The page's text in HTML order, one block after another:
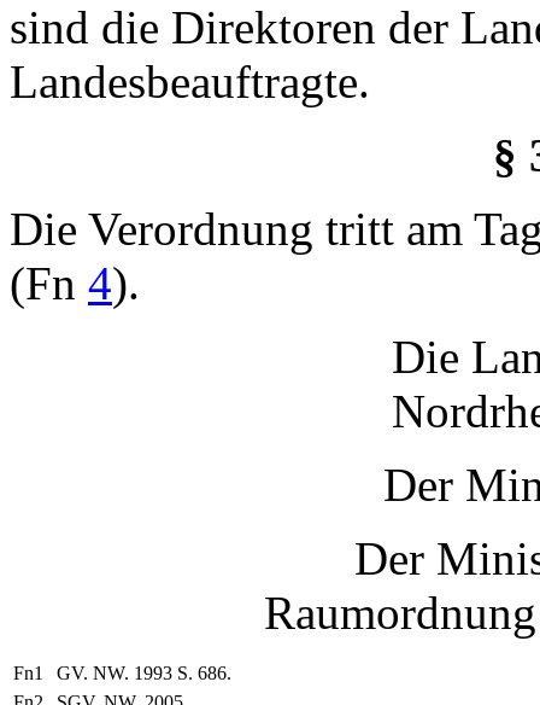
sind die Direktoren der
Landesbeauftragte.
§
Die Verordnung tritt am
(Fn 4).
Die
Der
Der
Fn1
GV. NW. 1993 S. 686.